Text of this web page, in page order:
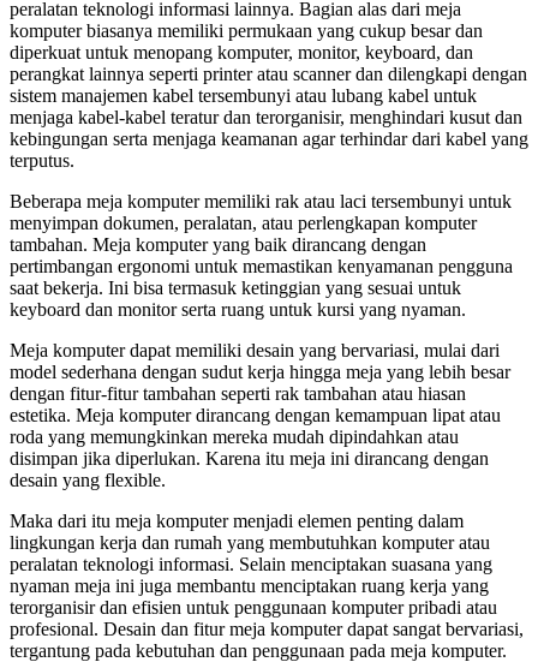
peralatan teknologi informasi lainnya. Bagian alas dari meja
komputer biasanya memiliki permukaan yang cukup besar dan
diperkuat untuk menopang komputer, monitor, keyboard, dan
perangkat lainnya seperti printer atau scanner dan dilengkapi dengan
sistem manajemen kabel tersembunyi atau lubang kabel untuk
menjaga kabel-kabel teratur dan terorganisir, menghindari kusut dan
kebingungan serta menjaga keamanan agar terhindar dari kabel yang
terputus.
Beberapa meja komputer memiliki rak atau laci tersembunyi untuk
menyimpan dokumen, peralatan, atau perlengkapan komputer
tambahan. Meja komputer yang baik dirancang dengan
pertimbangan ergonomi untuk memastikan kenyamanan pengguna
saat bekerja. Ini bisa termasuk ketinggian yang sesuai untuk
keyboard dan monitor serta ruang untuk kursi yang nyaman.
Meja komputer dapat memiliki desain yang bervariasi, mulai dari
model sederhana dengan sudut kerja hingga meja yang lebih besar
dengan fitur-fitur tambahan seperti rak tambahan atau hiasan
estetika. Meja komputer dirancang dengan kemampuan lipat atau
roda yang memungkinkan mereka mudah dipindahkan atau
disimpan jika diperlukan. Karena itu meja ini dirancang dengan
desain yang flexible.
Maka dari itu meja komputer menjadi elemen penting dalam
lingkungan kerja dan rumah yang membutuhkan komputer atau
peralatan teknologi informasi. Selain menciptakan suasana yang
nyaman meja ini juga membantu menciptakan ruang kerja yang
terorganisir dan efisien untuk penggunaan komputer pribadi atau
profesional. Desain dan fitur meja komputer dapat sangat bervariasi,
tergantung pada kebutuhan dan penggunaan pada meja komputer.